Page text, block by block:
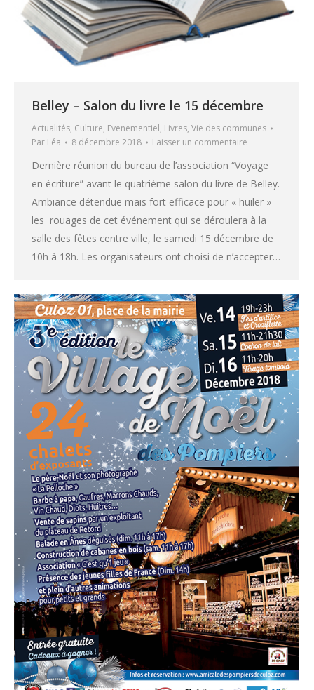
Belley – Salon du livre le 15 décembre
Actualités, Culture, Evenementiel, Livres, Vie des communes
Par Léa 8 décembre 2018 Laisser un commentaire
Dernière réunion du bureau de l’association “Voyage
en écriture” avant le quatrième salon du livre de Belley.
Ambiance détendue mais fort efficace pour « huiler »
les rouages de cet événement qui se déroulera à la
salle des fêtes centre ville, le samedi 15 décembre de
10h à 18h. Les organisateurs ont choisi de n’accepter…